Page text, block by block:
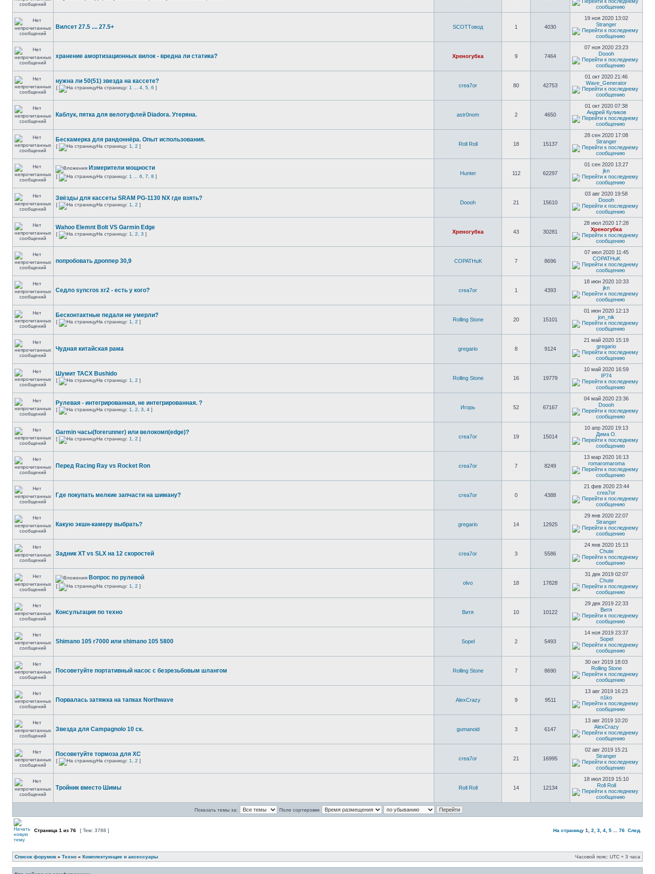
Вилсет 27.5 .... 27.5+ SCOTTовод 1 4030
19 ноя 2020 13:02
Stranger
хранение амортизационных вилок - вредна ли статика? Хреногубка 9 7464
07 ноя 2020 23:23
Doooh
нужна ли 50(51) звезда на кассете?
[ На страницу: 1 4 5 6 ] crea7or 80 42753
01 окт 2020 21:46
Wave_Generator
Каблук, пятка для велотуфлей Diadora. Утеряна. astr0nom 2 4650
01 окт 2020 07:38
Андрей Куликов
Бескамерка для рандоннёра. Опыт использования.
[ На страницу: 1 2 ] Roll Roll 18 15137
28 сен 2020 17:08
Stranger
Измерители мощности
[ На страницу: 1 6 7 8 ]
Hunter 112 62297
01 сен 2020 13:27
jkn
Звёзды для кассеты SRAM PG-1130 NX где взять?
[ На страницу: 1 2 ] Doooh 21 15610
03 авг 2020 19:58
Doooh
Wahoo Elemnt Bolt VS Garmin Edge
[ На страницу: 1 2 3 ] Хреногубка 43 30281
28 июл 2020 17:28
Хреногубка
попробовать дроппер 30,9 COPATHuK 7 8696
07 июл 2020 11:45
COPATHuK
Седло syncros xr2 - есть у кого? crea7or 1 4393
18 июн 2020 10:33
jkn
Бесконтактные педали не умерли?
[ На страницу: 1 2 ] Rolling Stone 20 15101
01 июн 2020 12:13
jon_nik
Чудная китайская рама gregario 8 9124
21 май 2020 15:19
gregario
Шумит TACX Bushido
[ На страницу: 1 2 ] Rolling Stone 16 19779
10 май 2020 16:59
IP74
Рулевая - интегрированная, не интегрированная. ?
[ На страницу: 1 2 3 4 ] Игорь 52 67167
04 май 2020 23:36
Doooh
Garmin часы(forerunner) или велокомп(edge)?
[ На страницу: 1 2 ] crea7or 19 15014
10 апр 2020 19:13
Дима О.
Перед Racing Ray vs Rocket Ron crea7or 7 8249
13 мар 2020 16:13
romaromaroma
Где покупать мелкие запчасти на шиману? crea7or 0 4388
21 фев 2020 23:44
crea7or
Какую экшн-камеру выбрать? gregario 14 12925
29 янв 2020 22:07
Stranger
Задник XT vs SLX на 12 скоростей crea7or 3 5586
24 янв 2020 15:13
Chute
Вопрос по рулевой
[ На страницу: 1 2 ]
olvo 18 17828
31 дек 2019 02:07
Chute
Консультация по техно Витя 10 10122
29 дек 2019 22:33
Витя
Shimano 105 r7000 или shimano 105 5800 Sopel 2 5493
14 ноя 2019 23:37
Sopel
Посоветуйте портативный насос с безрезьбовым шлангом Rolling Stone 7 8690
30 окт 2019 18:03
Rolling Stone
Порвалась затяжка на тапках Northwave AlexCrazy 9 9511
13 авг 2019 16:23
n1ko
Звезда для Campagnolo 10 ск. gumanoid 3 6147
13 авг 2019 10:20
AlexCrazy
Посоветуйте тормоза для XC
[ На страницу: 1 2 ] crea7or 21 16995
02 авг 2019 15:21
Stranger
Тройник вместо Шимы Roll Roll 14 12134
18 июл 2019 15:10
Roll Roll
Показать темы за: Поле сортировки
Страница 1 из 76 [ Тем: 3788 ] На страницу 1 2 3 4 5 76 След.
Список форумов » Техно » Комплектующие и аксессуары Часовой пояс: UTC + 3 часа